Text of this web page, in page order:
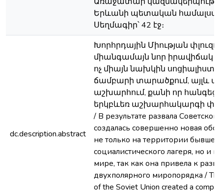
Երևանի պետական
Սեղմագիր՝ 42 էջ։
dc.description.abstract
Խորհրդային Միության
միանգամայն նոր իրավիճակ
ոչ միայն նախկին
ճամբարի տարածքում, այլև
աշխարհում, քանի որ
երկբևեռ աշխարհակարգի
/ В результате развала
создалась совершенно новая
не только на территории
социалистического лагеря, но и
мире, так как она привела к
двухполярного миропорядка /
of the Soviet Union created a